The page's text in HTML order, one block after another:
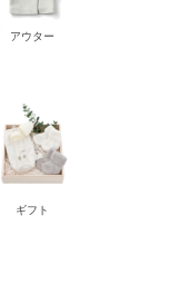
アウター
ギフト